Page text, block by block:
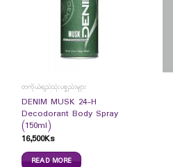
တကိုယ်ရည်သုံးပစ္စည်းများ
DENIM MUSK 24-H
Decodorant Body Spray
(150ml)
16,500Ks
READ MORE